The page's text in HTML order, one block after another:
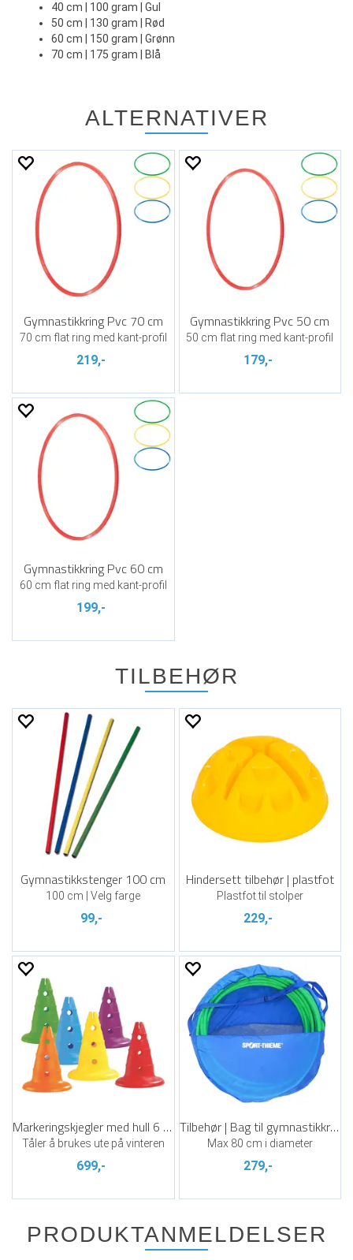
40 cm | 100 gram | Gul
50 cm | 130 gram | Rød
60 cm | 150 gram | Grønn
70 cm | 175 gram | Blå
ALTERNATIVER
Gymnastikkring Pvc 70 cm
70 cm flat ring med kant-profil
219,-
Gymnastikkring Pvc 50 cm
50 cm flat ring med kant-profil
179,-
Gymnastikkring Pvc 60 cm
60 cm flat ring med kant-profil
199,-
TILBEHØR
Gymnastikkstenger 100 cm
100 cm | Velg farge
99,-
Hindersett tilbehør | plastfot
Plastfot til stolper
229,-
Markeringskjegler med hull 6 stk | 32 cm
Tåler å brukes ute på vinteren
699,-
Tilbehør | Bag til gymnastikkringer
Max 80 cm i diameter
279,-
PRODUKTANMELDELSER